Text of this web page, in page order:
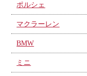
ポルシェ
マクラーレン
BMW
ミニ